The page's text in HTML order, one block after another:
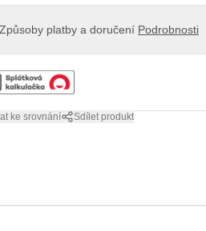
Způsoby platby a doručení Podrobnosti
ke srovnání Sdílet produkt